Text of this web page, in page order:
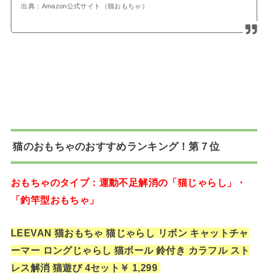
出典：Amazon公式サイト（猫おもちゃ）
猫のおもちゃのおすすめランキング！第７位
おもちゃのタイプ：運動不足解消の「猫じゃらし」・
「釣竿型おもちゃ」
LEEVAN 猫おもちゃ 猫じゃらし リボン キャットチャ
ーマー ロングじゃらし 猫ボール 鈴付き カラフル スト
レス解消 猫遊び 4セット￥ 1,299